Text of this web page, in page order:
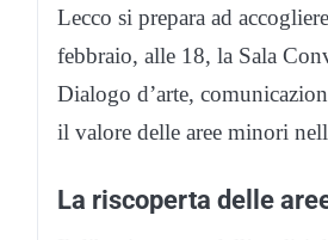
Lecco si prepara ad
febbraio, alle 18, la Sala
Dialogo d’arte,
il valore delle aree minori
La riscoperta delle